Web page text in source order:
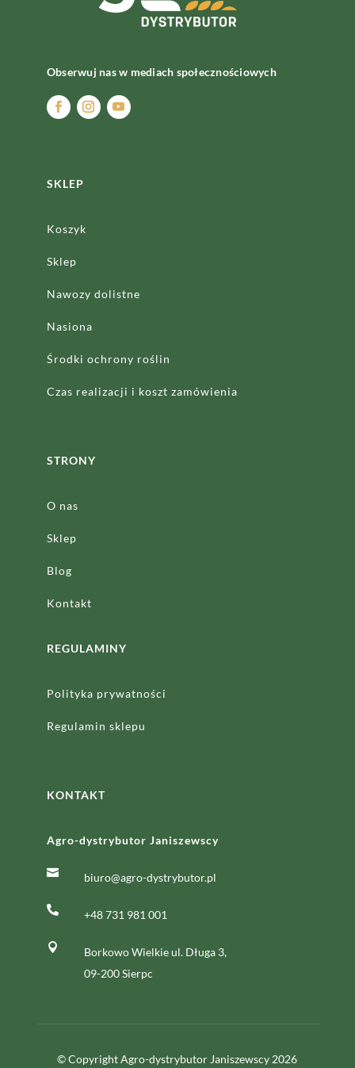
Obserwuj nas w mediach społecznościowych
SKLEP
Koszyk
Sklep
Nawozy dolistne
Nasiona
Środki ochrony roślin
Czas realizacji i koszt zamówienia
STRONY
O nas
Sklep
Blog
Kontakt
REGULAMINY
Polityka prywatności
Regulamin sklepu
KONTAKT
Agro-dystrybutor Janiszewscy
 biuro@agro-dystrybutor.pl
 +48 731 981 001

Borkowo Wielkie ul. Długa 3,
09-200 Sierpc
© Copyright Agro-dystrybutor Janiszewscy 2026